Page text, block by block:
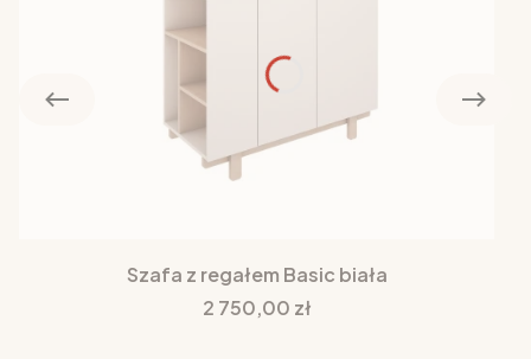
Szafa z regałem Basic biała
Cena
2 750,00 zł